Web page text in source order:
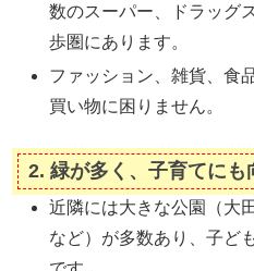
数のスーパー、ドラッグ
歩圏にあります。
ファッション、雑貨、食
買い物に困りません。
2. 緑が多く、子育てにも
近隣には大きな公園（大
など）が多数あり、子ど